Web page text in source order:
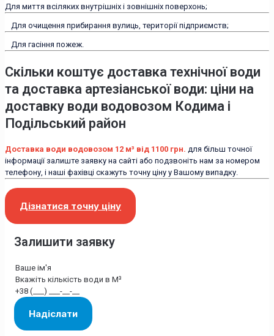
Для миття всіляких внутрішніх і зовнішніх поверхонь;
Для очищення прибирання вулиць, території підприємств;
Для гасіння пожеж.
Скільки коштує доставка технічної води
та доставка артезіанської води: ціни на
доставку води водовозом Кодима і
Подільський район
Доставка води водовозом 12 м³ від 1100 грн. для більш точної
інформації залиште заявку на сайті або подзвоніть нам за номером
телефону, і наші фахівці скажуть точну ціну у Вашому випадку.
Дізнатися точну ціну
Залишити заявку